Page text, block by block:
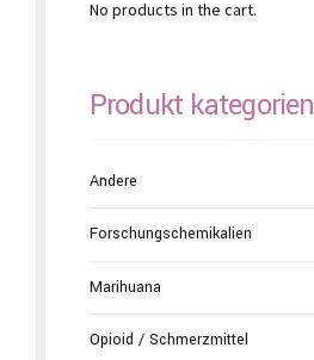
No products in the cart.
Produkt kategorien
Andere
Forschungschemikalien
Marihuana
Opioid / Schmerzmittel